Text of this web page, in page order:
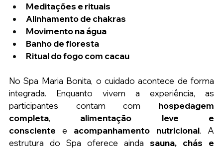
Meditações e rituais
Alinhamento de chakras
Movimento na água
Banho de floresta
Ritual do fogo com cacau
No Spa Maria Bonita, o cuidado acontece de forma
integrada. Enquanto vivem a experiência, as
participantes contam com hospedagem
completa, alimentação leve e
consciente e acompanhamento nutricional. A
estrutura do Spa oferece ainda sauna, chás e